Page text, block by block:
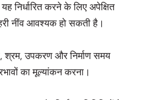
यह निर्धारित करने के लिए अपेक्षित
नींव आवश्यक हो सकती है।
श्रम, उपकरण और निर्माण समय
का मूल्यांकन करना।